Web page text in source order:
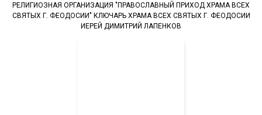
РЕЛИГИОЗНАЯ ОРГАНИЗАЦИЯ "ПРАВОСЛАВНЫЙ ПРИХОД ХРАМА ВСЕХ
СВЯТЫХ Г. ФЕОДОСИИ" КЛЮЧАРЬ ХРАМА ВСЕХ СВЯТЫХ Г. ФЕОДОСИИ
ИЕРЕЙ ДИМИТРИЙ ЛАПЕНКОВ